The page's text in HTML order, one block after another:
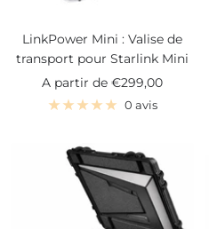
LinkPower Mini : Valise de
transport pour Starlink Mini
Prix
de
A partir de €299,00
0 avis